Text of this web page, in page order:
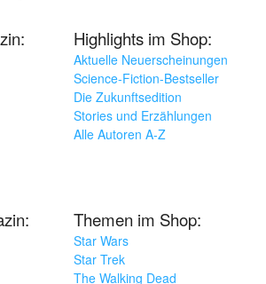
Highlights im Shop:
Aktuelle Neuerscheinungen
Science-Fiction-Bestseller
Die Zukunftsedition
Stories und Erzählungen
Alle Autoren A-Z
Themen im Shop:
Star Wars
Star Trek
The Walking Dead